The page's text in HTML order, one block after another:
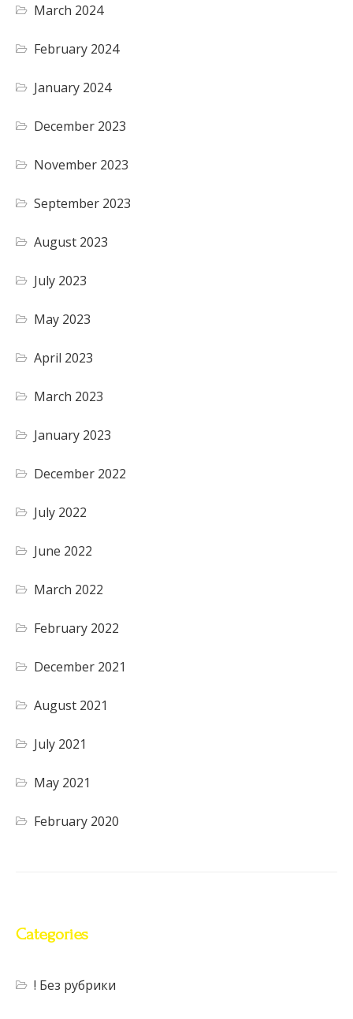
March 2024
February 2024
January 2024
December 2023
November 2023
September 2023
August 2023
July 2023
May 2023
April 2023
March 2023
January 2023
December 2022
July 2022
June 2022
March 2022
February 2022
December 2021
August 2021
July 2021
May 2021
February 2020
Categories
! Без рубрики